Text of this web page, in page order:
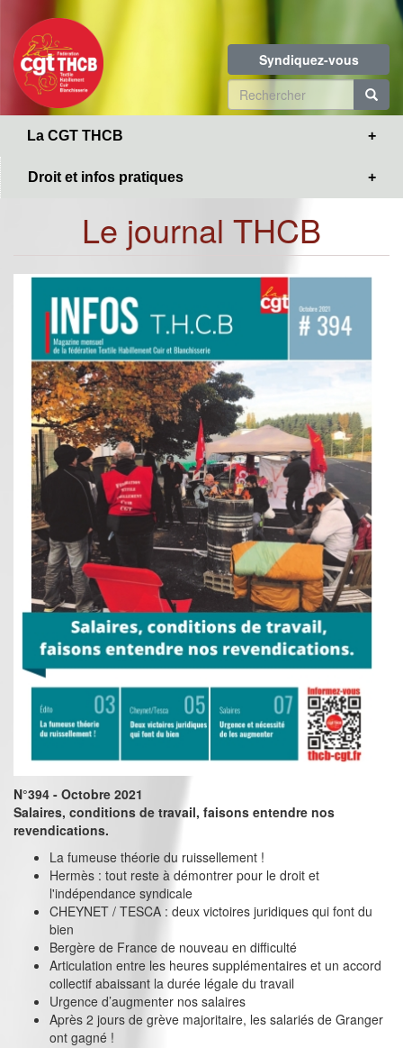
contenu
principal
Syndiquez-vous
Formulaire
de
La CGT THCB
Droit et infos pratiques
Le journal THCB
N°394 - Octobre 2021
Salaires, conditions de travail, faisons entendre nos
revendications.
La fumeuse théorie du ruissellement !
Hermès : tout reste à démontrer pour le droit et
l'indépendance syndicale
CHEYNET / TESCA : deux victoires juridiques qui font du
bien
Bergère de France de nouveau en difficulté
Articulation entre les heures supplémentaires et un accord
collectif abaissant la durée légale du travail
Urgence d’augmenter nos salaires
Après 2 jours de grève majoritaire, les salariés de Granger
ont gagné !